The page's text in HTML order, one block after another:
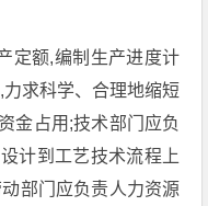
定额,编制生产进度计
求科学、合理地缩短
金占用;技术部门应负
计到工艺技术流程上
部门应负责人力资源